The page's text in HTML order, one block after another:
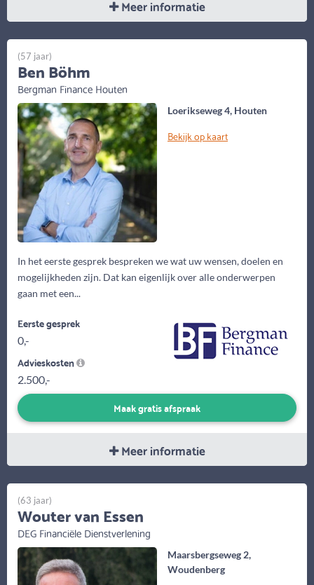
Meer informatie
Loerikseweg 4, Houten
Bekijk op kaart
In het eerste gesprek bespreken we wat uw wensen, doelen en
mogelijkheden zijn. Dat kan eigenlijk over alle onderwerpen
gaan met een...
(57 jaar)
Ben Böhm
Bergman Finance Houten
Eerste gesprek
0,-
Advieskosten
2.500,-
Maak gratis afspraak
Meer informatie
Maarsbergseweg 2,
Woudenberg
(63 jaar)
Wouter van Essen
DEG Financiële Dienstverlening